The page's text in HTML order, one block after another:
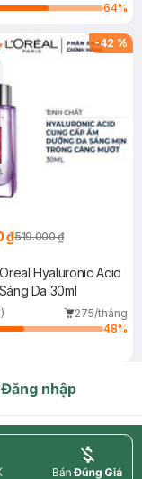
64%
-42 %
₫519.000 ₫
Hyaluronic Acid
Da 30ml
275/tháng
48%
Đăng nhập